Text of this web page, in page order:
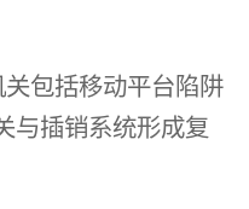
包括移动平台陷阱
与插销系统形成复